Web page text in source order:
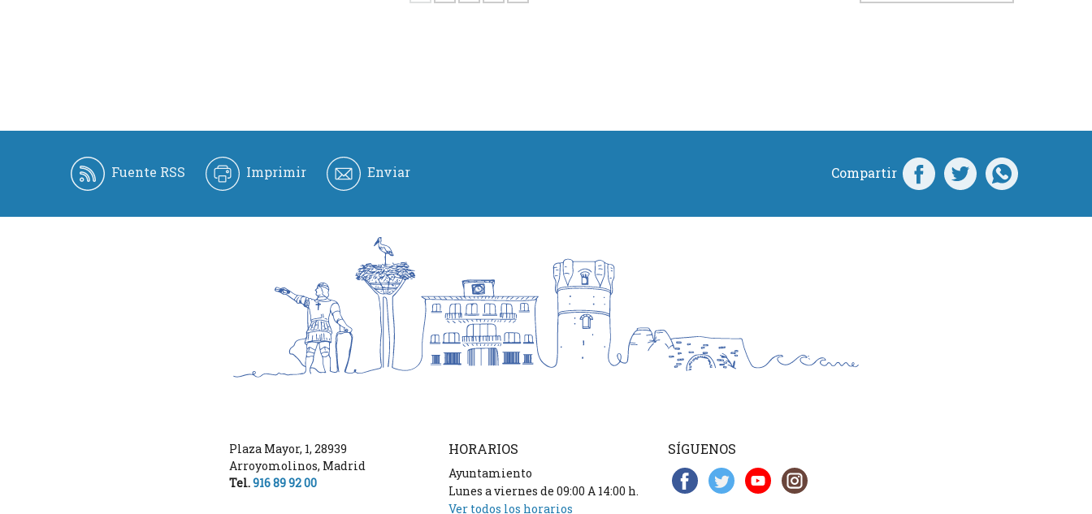
Fuente RSS Imprimir Enviar Compartir
Plaza Mayor, 1, 28939
Arroyomolinos, Madrid
Tel.916 89 92 00
HORARIOS
Ayuntamiento
Lunes a viernes de 09:00 A 14:00 h.
Ver todos los horarios
SÍGUENOS